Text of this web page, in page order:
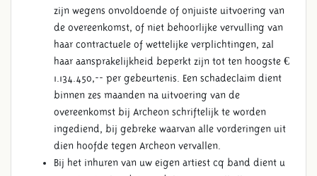
zijn wegens onvoldoende of onjuiste uitvoering van
de overeenkomst, of niet behoorlijke vervulling van
haar contractuele of wettelijke verplichtingen, zal
haar aansprakelijkheid beperkt zijn tot ten hoogste €
1.134.450,-- per gebeurtenis. Een schadeclaim dient
binnen zes maanden na uitvoering van de
overeenkomst bij Archeon schriftelijk te worden
ingediend, bij gebreke waarvan alle vorderingen uit
dien hoofde tegen Archeon vervallen.
Bij het inhuren van uw eigen artiest cq band dient u